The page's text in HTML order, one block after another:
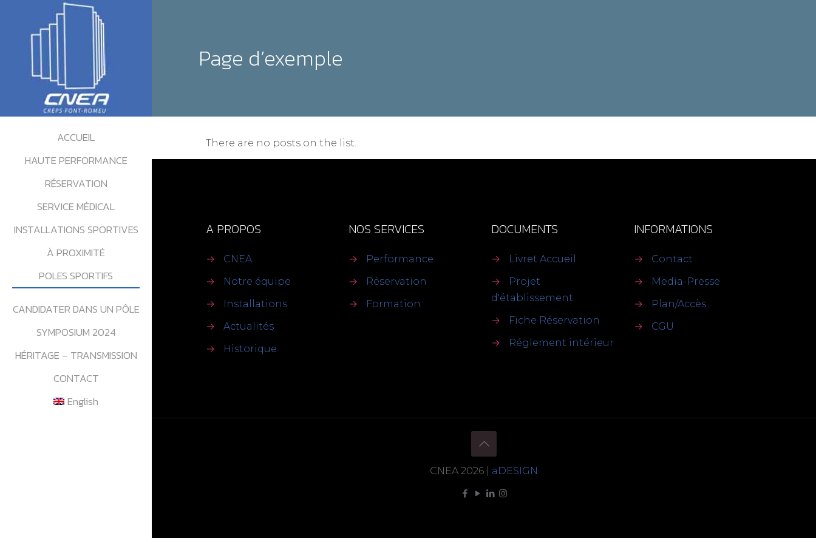
ACCUEIL
HAUTE PERFORMANCE
RÉSERVATION
SERVICE MÉDICAL
INSTALLATIONS SPORTIVES
À PROXIMITÉ
POLES SPORTIFS
CANDIDATER DANS UN PÔLE
SYMPOSIUM 2024
HÉRITAGE – TRANSMISSION
CONTACT
English
Page d’exemple
There are no posts on the list.
A PROPOS
→
CNEA
→
Notre équipe
→
Installations
→
Actualités
→
Historique
NOS SERVICES
→
Performance
→
Réservation
→
Formation
DOCUMENTS
→
Livret Accueil
→
Projet
d'établissement
→
Fiche Réservation
→
Réglement intérieur
INFORMATIONS
→
Contact
→
Media-Presse
→
Plan/Accès
→
CGU
CNEA 2026 | aDESIGN